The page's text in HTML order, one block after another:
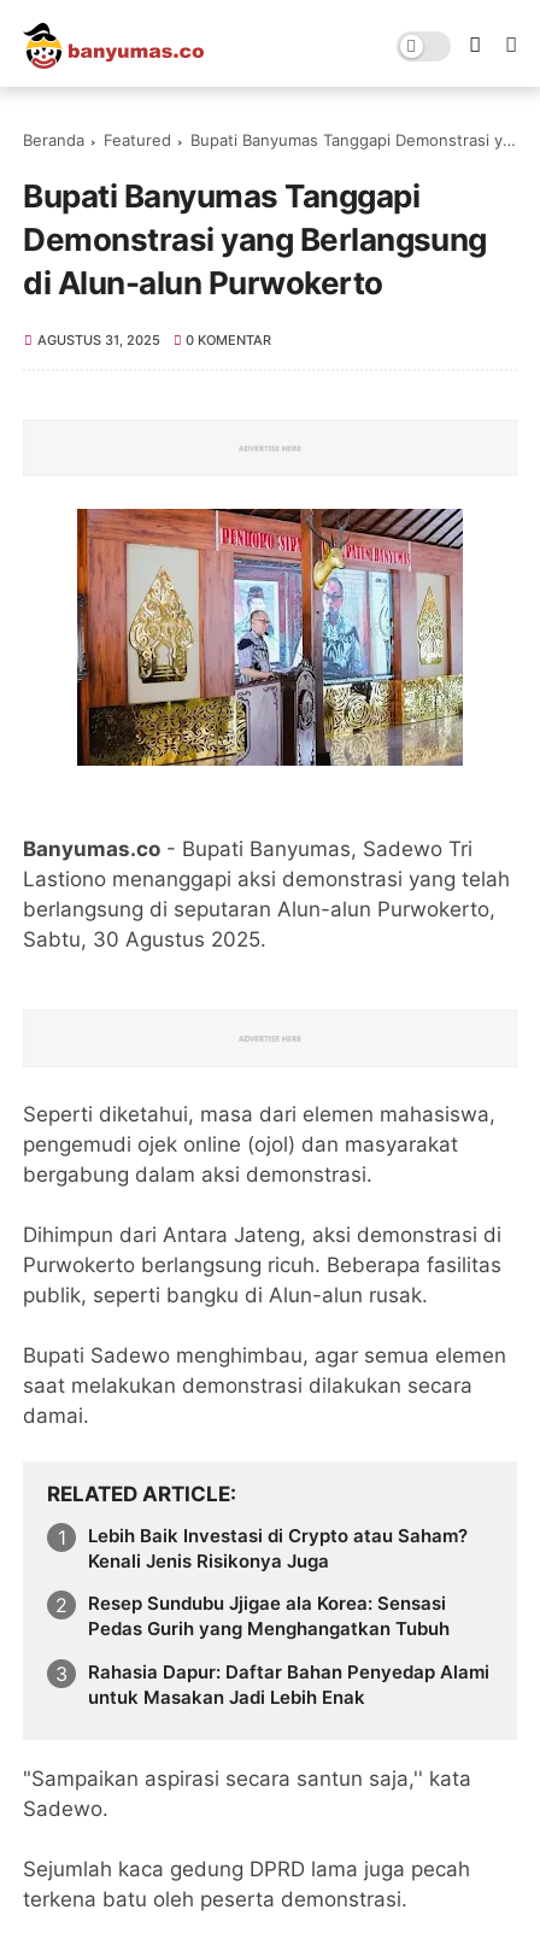
Beranda Featured Bupati Banyumas Tanggapi Demonstrasi yang Berlangsung di Alun-alun Purwokerto
Bupati Banyumas Tanggapi
Demonstrasi yang Berlangsung
di Alun-alun Purwokerto
AGUSTUS 31, 2025 0 KOMENTAR
Banyumas.co - Bupati Banyumas, Sadewo Tri
Lastiono menanggapi aksi demonstrasi yang telah
berlangsung di seputaran Alun-alun Purwokerto,
Sabtu, 30 Agustus 2025.
Seperti diketahui, masa dari elemen mahasiswa,
pengemudi ojek online (ojol) dan masyarakat
bergabung dalam aksi demonstrasi.
Dihimpun dari Antara Jateng, aksi demonstrasi di
Purwokerto berlangsung ricuh. Beberapa fasilitas
publik, seperti bangku di Alun-alun rusak.
Bupati Sadewo menghimbau, agar semua elemen
saat melakukan demonstrasi dilakukan secara
damai.
RELATED ARTICLE
Lebih Baik Investasi di Crypto atau Saham?
Kenali Jenis Risikonya Juga
Resep Sundubu Jjigae ala Korea: Sensasi
Pedas Gurih yang Menghangatkan Tubuh
Rahasia Dapur: Daftar Bahan Penyedap Alami
untuk Masakan Jadi Lebih Enak
"Sampaikan aspirasi secara santun saja,'' kata
Sadewo.
Sejumlah kaca gedung DPRD lama juga pecah
terkena batu oleh peserta demonstrasi.